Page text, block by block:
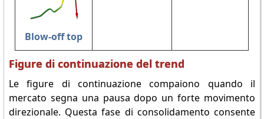
Blow-off top
Figure di continuazione del trend
Le figure di continuazione compaiono quando il
mercato segna una pausa dopo un forte movimento
direzionale. Questa fase di consolidamento consente